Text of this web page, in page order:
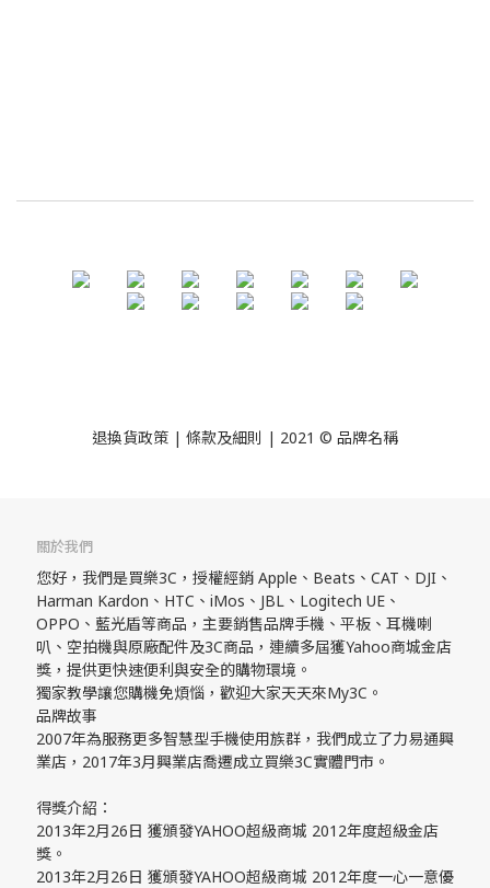
退換貨政策 | 條款及細則 | 2021 © 品牌名稱
關於我們
您好，我們是買樂3C，授權經銷 Apple、Beats、CAT、DJI、
Harman Kardon、HTC、iMos、JBL、Logitech UE、
OPPO、藍光盾等商品，主要銷售品牌手機、平板、耳機喇
叭、空拍機與原廠配件及3C商品，連續多屆獲Yahoo商城金店
獎，提供更快速便利與安全的購物環境。
獨家教學讓您購機免煩惱，歡迎大家天天來My3C。
品牌故事
2007年為服務更多智慧型手機使用族群，我們成立了力易通興
業店，2017年3月興業店喬遷成立買樂3C實體門市。
得獎介紹：
2013年2月26日 獲頒發YAHOO超級商城 2012年度超級金店
獎。
2013年2月26日 獲頒發YAHOO超級商城 2012年度一心一意優